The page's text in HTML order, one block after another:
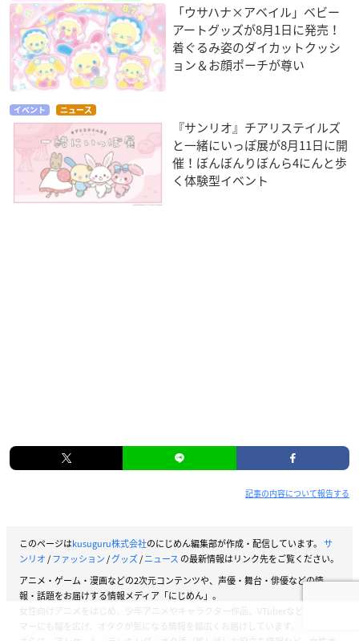
「ウサハナ×アベイル」ベビー
アートグッズが8月1日に発売！
着ぐるみ姿のダイカットクッシ
ョン＆お顔ポーチが尊い
イベント ニュース
『サンリオ』チアリステイルズ
と一緒にいっぽ展が8月11日に開
催！ぼんぼんりぼんら4にんと歩
く体験型イベント
記事の内容について報告する
このページはkusuguru株式会社のにじめん編集部が作成・配信しています。 サ
ンリオ/ファッション/グッズ/ニュース の最新情報はリンク先をご覧ください。
アニメ・ゲーム・漫画などの2次元コンテンツや、声優・舞台・俳優などの情
報・話題をお届けする情報メディア「にじめん」。
女性向けアニメをはじめ、少年アニメやキャラクター作品、VTuberなどストリー
マーにも幅を広げ、オタクが気になる情報を幅広くお届けしています。